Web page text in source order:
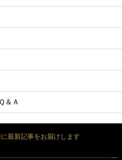
＆Ａ
最新記事をお届けします